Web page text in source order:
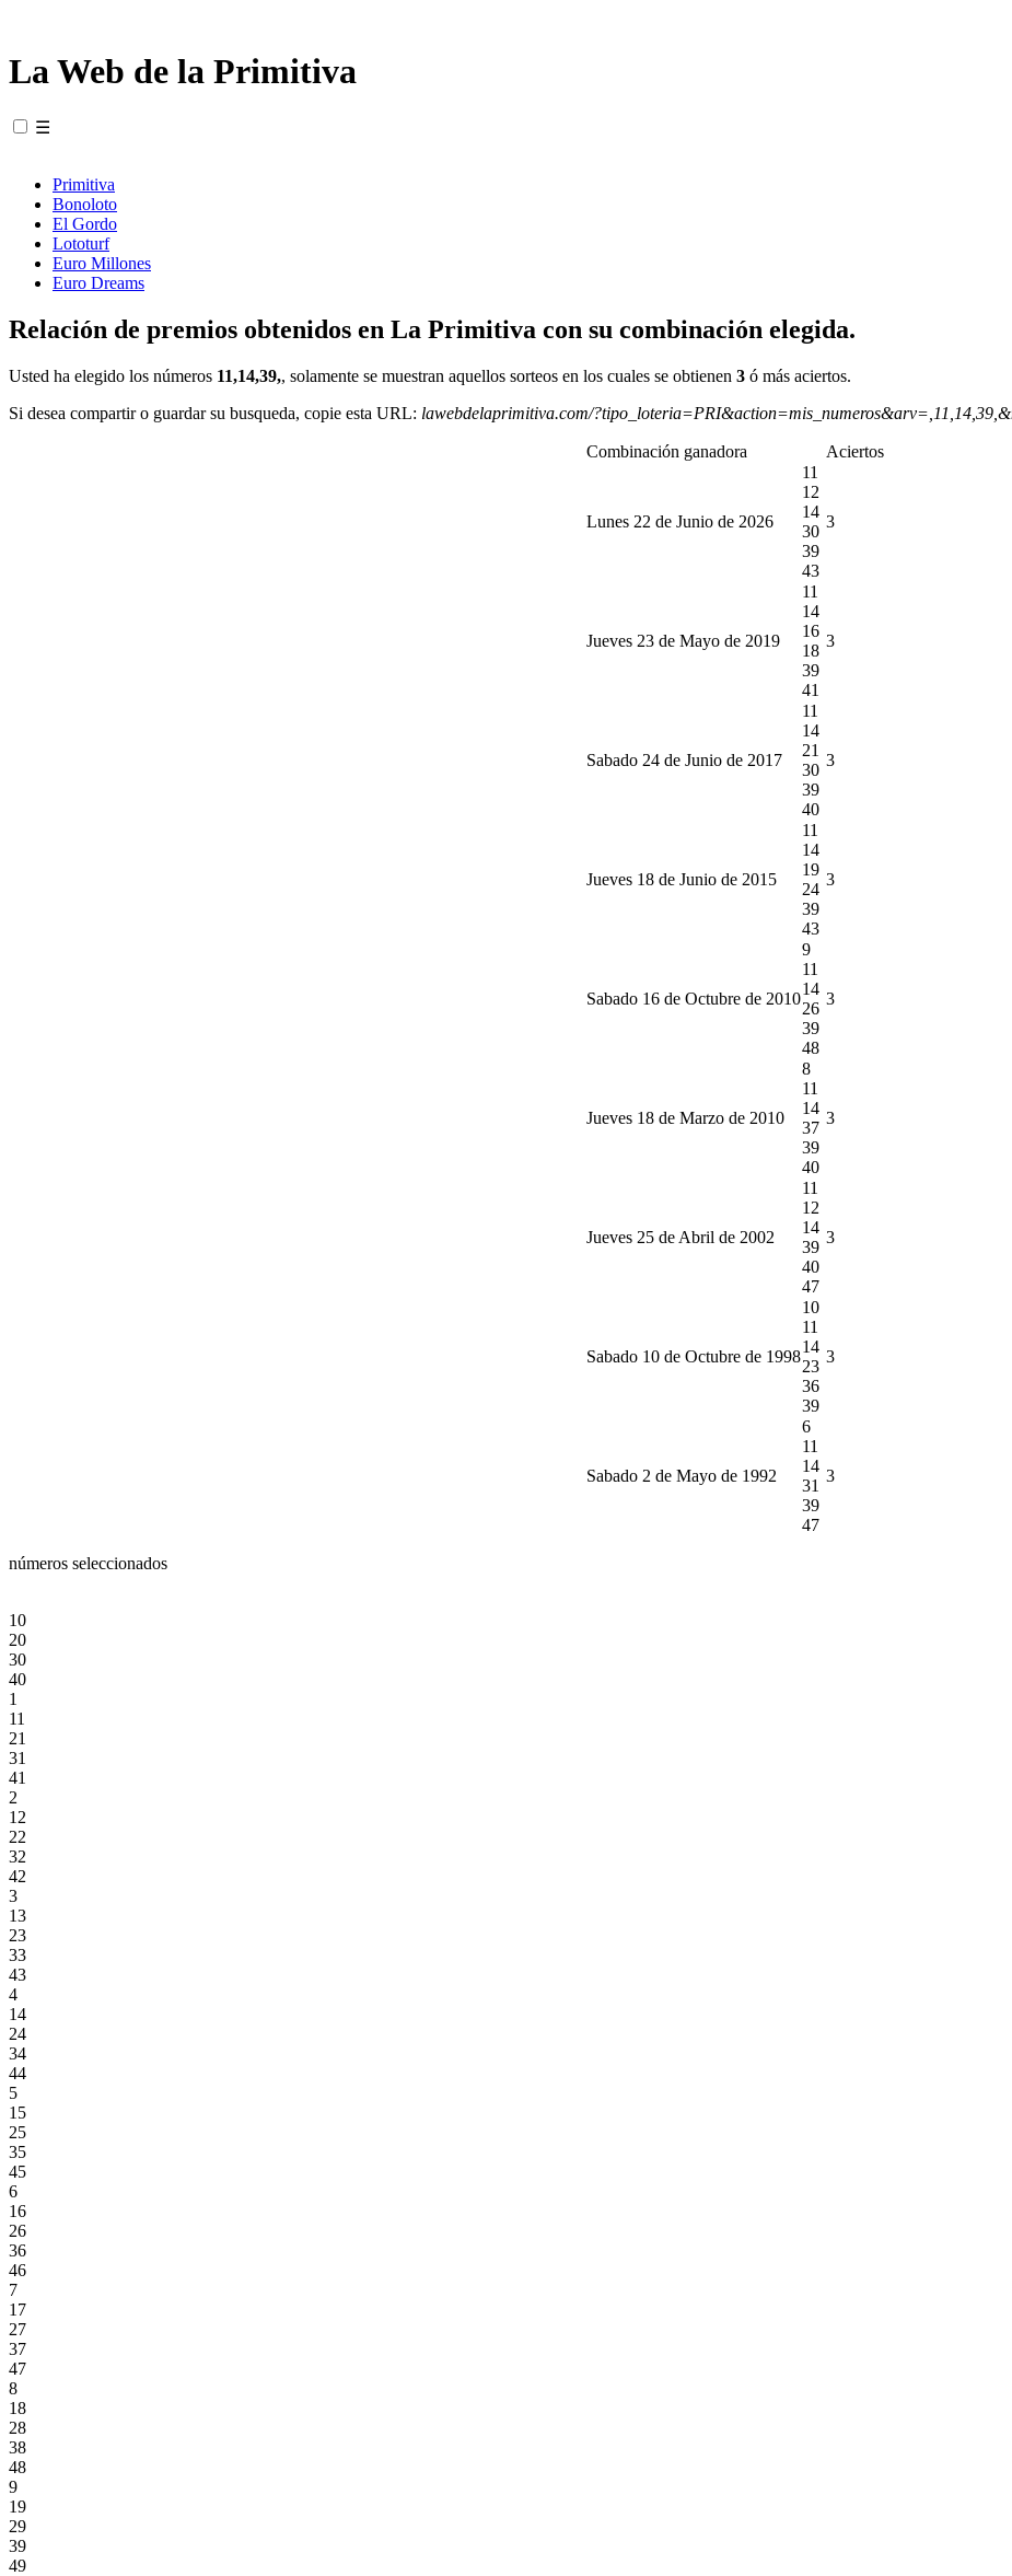
La Web de la Primitiva
☰
Primitiva
Bonoloto
El Gordo
Lototurf
Euro Millones
Euro Dreams
Relación de premios obtenidos en La Primitiva con su combinación elegida.
Usted ha elegido los números 11,14,39,, solamente se muestran aquellos sorteos en los cuales se obtienen 3 ó más aciertos.
Si desea compartir o guardar su busqueda, copie esta URL: lawebdelaprimitiva.com/
Combinación ganadora Aciertos
Lunes 22 de Junio de 2026
11
12
14
30
39
43
3
Jueves 23 de Mayo de 2019
11
14
16
18
39
41
3
Sabado 24 de Junio de 2017
11
14
21
30
39
40
3
Jueves 18 de Junio de 2015
11
14
19
24
39
43
3
Sabado 16 de Octubre de 2010
9
11
14
26
39
48
3
Jueves 18 de Marzo de 2010
8
11
14
37
39
40
3
Jueves 25 de Abril de 2002
11
12
14
39
40
47
3
Sabado 10 de Octubre de 1998
10
11
14
23
36
39
3
Sabado 2 de Mayo de 1992
6
11
14
31
39
47
3
números seleccionados
10
20
30
40
1
11
21
31
41
2
12
22
32
42
3
13
23
33
43
4
14
24
34
44
5
15
25
35
45
6
16
26
36
46
7
17
27
37
47
8
18
28
38
48
9
19
29
39
49